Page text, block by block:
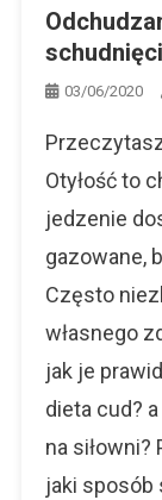
03/06/2020
Otyłość to
jedzenie
gazowane,
Często
własnego
jak je
dieta cud?
na
jaki sposób